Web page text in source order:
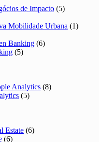
de Impacto (5)
Mobilidade Urbana (1)
Banking (6)
(5)
Analytics (8)
(5)
Estate (6)
(6)